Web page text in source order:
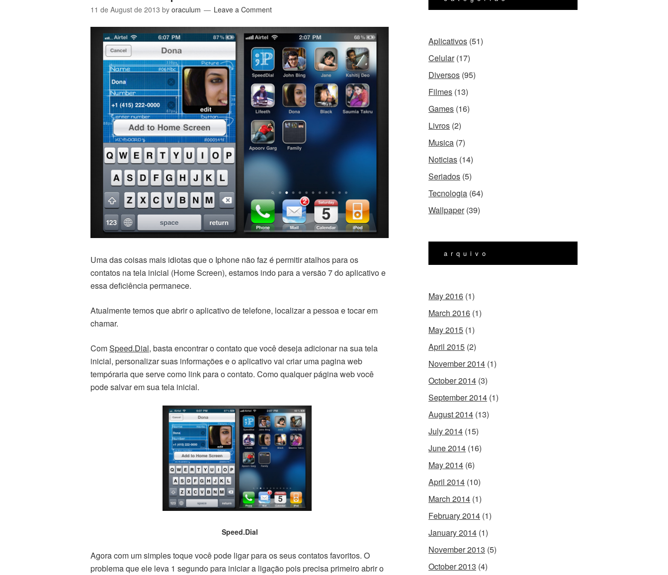
11 de August de 2013 by oraculum Leave a Comment
Uma das coisas mais idiotas que o Iphone não faz é permitir atalhos para os
contatos na tela inicial (Home Screen), estamos indo para a versão 7 do aplicativo e
essa deficiência permanece.
Atualmente temos que abrir o aplicativo de telefone, localizar a pessoa e tocar em
chamar.
ComSpeed.Dial, basta encontrar o contato que você deseja adicionar na sua tela
inicial, personalizar suas informações e o aplicativo vai criar uma pagina web
tempóraria que serve como link para o contato. Como qualquer página web você
pode salvar em sua tela inicial.
Speed.Dial
Agora com um simples toque você pode ligar para os seus contatos favoritos. O
problema que ele leva 1 segundo para iniciar a ligação pois precisa primeiro abrir o
Aplicativos (51)
Celular(17)
Diversos (95)
Filmes (13)
Games (16)
Livros (2)
Musica (7)
Noticias (14)
Seriados (5)
Tecnologia (64)
Wallpaper(39)
arquivo
May 2016 (1)
March 2016 (1)
May 2015 (1)
April 2015 (2)
November 2014 (1)
October 2014 (3)
September 2014 (1)
August 2014 (13)
July 2014 (15)
June 2014 (16)
May 2014 (6)
April 2014 (10)
March 2014 (1)
February 2014 (1)
January 2014 (1)
November 2013 (5)
October 2013 (4)